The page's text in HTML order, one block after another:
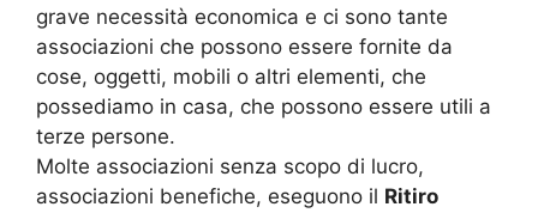
grave necessità economica e ci sono tante
associazioni che possono essere fornite da
cose, oggetti, mobili o altri elementi, che
possediamo in casa, che possono essere utili a
terze persone.
Molte associazioni senza scopo di lucro,
associazioni benefiche, eseguono il Ritiro